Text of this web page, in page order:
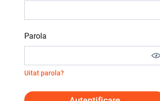
Parola
Uitat parola?